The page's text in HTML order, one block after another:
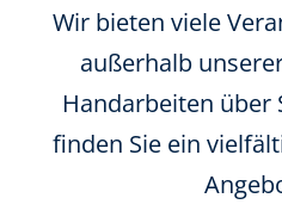
Wir bieten viele
außerhalb
Handarbeiten über
finden Sie ein